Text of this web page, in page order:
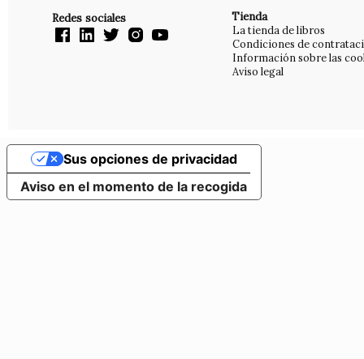
Redes sociales Tienda
La tienda de libros
Condiciones de
Información sobre las
Aviso legal
Aviso en el momento de la recogida
Sus opciones de privacidad